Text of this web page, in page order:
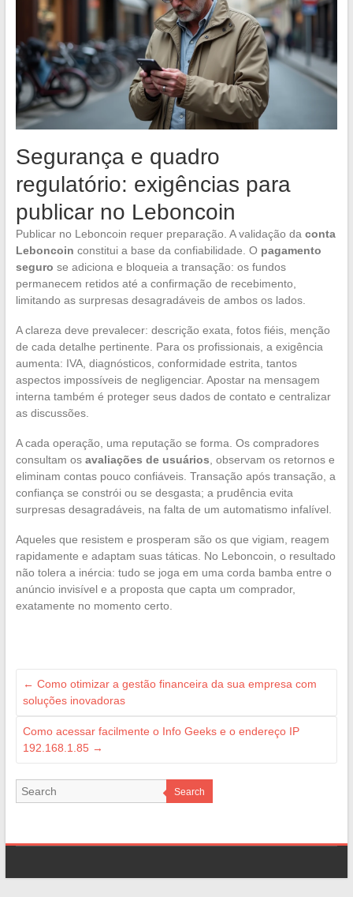
Segurança e quadro
regulatório: exigências para
publicar no Leboncoin
Publicar no Leboncoin requer preparação. A validação da conta
Leboncoin constitui a base da confiabilidade. O pagamento
seguro se adiciona e bloqueia a transação: os fundos
permanecem retidos até a confirmação de recebimento,
limitando as surpresas desagradáveis de ambos os lados.
A clareza deve prevalecer: descrição exata, fotos fiéis, menção
de cada detalhe pertinente. Para os profissionais, a exigência
aumenta: IVA, diagnósticos, conformidade estrita, tantos
aspectos impossíveis de negligenciar. Apostar na mensagem
interna também é proteger seus dados de contato e centralizar
as discussões.
A cada operação, uma reputação se forma. Os compradores
consultam os avaliações de usuários , observam os retornos e
eliminam contas pouco confiáveis. Transação após transação, a
confiança se constrói ou se desgasta; a prudência evita
surpresas desagradáveis, na falta de um automatismo infalível.
Aqueles que resistem e prosperam são os que vigiam, reagem
rapidamente e adaptam suas táticas. No Leboncoin, o resultado
não tolera a inércia: tudo se joga em uma corda bamba entre o
anúncio invisível e a proposta que capta um comprador,
exatamente no momento certo.
← Como otimizar a gestão financeira da sua empresa com
soluções inovadoras
Como acessar facilmente o Info Geeks e o endereço IP
192.168.1.85 →
Search